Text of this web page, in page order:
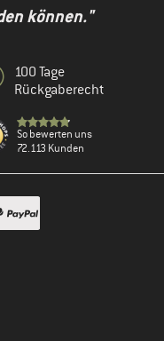
können."
100 Tage
Rückgaberecht
So bewerten uns
72.113 Kunden